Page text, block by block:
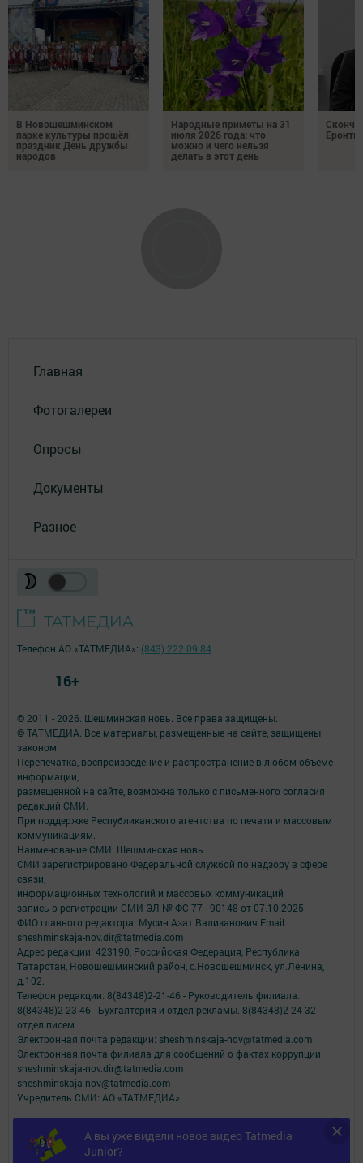
В Новошешминском
парке культуры прошёл
праздник День дружбы
народов
Народные приметы на 31
июля 2026 года: что
можно и чего нельзя
делать в этот день
Главная
Фотогалереи
Опросы
Документы
Разное
А вы уже видели новое видео Tatmedia
Junior?
© 2011 - 2026. Шешминская новь. Все права защищены.
© ТАТМЕДИА. Все материалы, размещенные на сайте, защищены
законом.
Перепечатка, воспроизведение и распространение в любом объеме
информации,
размещенной на сайте, возможна только с письменного согласия
редакций СМИ.
При поддержке Республиканского агентства по печати и массовым
коммуникациям.
Наименование СМИ: Шешминская новь
СМИ зарегистрировано Федеральной службой по надзору в сфере
связи,
информационных технологий и массовых коммуникаций
запись о регистрации СМИ ЭЛ № ФС 77 - 90148 от 07.10.2025
ФИО главного редактора: Мусин Азат Вализанович Email:
sheshminskaja-nov.dir@tatmedia.com
Адрес редакции: 423190, Российская Федерация, Республика
Татарстан, Новошешминский район, с.Новошешминск, ул.Ленина,
д.102.
Телефон редакции: 8(84348)2-21-46 - Руководитель филиала.
8(84348)2-23-46 - Бухгалтерия и отдел рекламы. 8(84348)2-24-32 -
отдел писем
Электронная почта редакции: sheshminskaja-nov@tatmedia.com
Электронная почта филиала для сообщений о фактах коррупции
sheshminskaja-nov.dir@tatmedia.com
sheshminskaja-nov@tatmedia.com
Учредитель СМИ: АО «ТАТМЕДИА»
Антикоррупционная политика
АО «ТАТМЕДИА» использует «cookie»для персонализации сервисов и
удобства пользователей сайтом.
Телефон АО «ТАТМЕДИА»: (843) 222 09 84
16+